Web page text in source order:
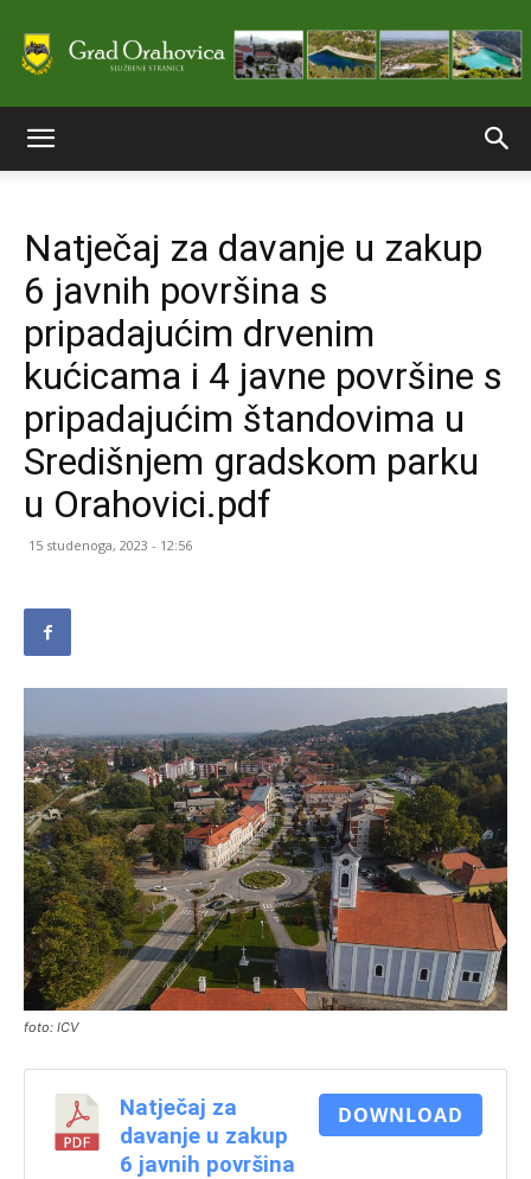
stranice
Grada
Orahovice
Natječaj za davanje u zakup
6 javnih površina s
pripadajućim drvenim
kućicama i 4 javne površine s
pripadajućim štandovima u
Središnjem gradskom parku
u Orahovici.pdf
15 studenoga, 2023 - 12:56
foto: ICV
Natječaj za
davanje u zakup
6 javnih površina
DOWNLOAD